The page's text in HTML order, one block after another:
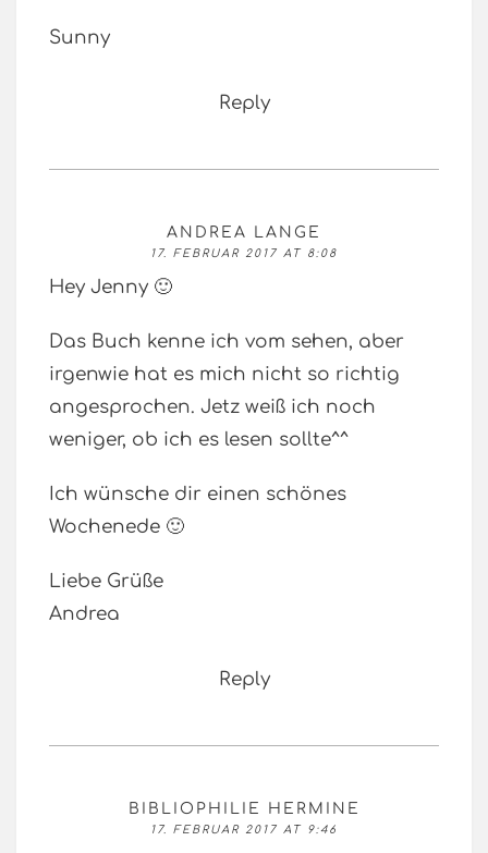
Sunny
Reply
ANDREA LANGE
17. FEBRUAR 2017 AT 8:08
Hey Jenny 🙂
Das Buch kenne ich vom sehen, aber
irgenwie hat es mich nicht so richtig
angesprochen. Jetz weiß ich noch
weniger, ob ich es lesen sollte^^
Ich wünsche dir einen schönes
Wochenede 🙂
Liebe Grüße
Andrea
Reply
BIBLIOPHILIE HERMINE
17. FEBRUAR 2017 AT 9:46